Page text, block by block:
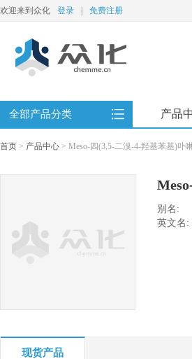
欢迎来到众化 登录 免费注册
全部产品分类 产品
首页 > 产品中心 > Meso-四(3,5-二溴-4-羟基苯基)卟
别名:
英文名:
现货产品